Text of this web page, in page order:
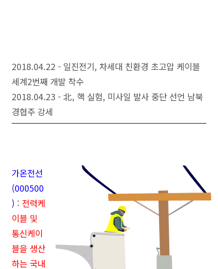
2018.04.22 - 일진전기, 차세대 친환경 초고압 케이블
세계2번째 개발 착수
2018.04.23 - 北, 핵 실험, 미사일 발사 중단 선언 남북
경협주 강세
가온전선
(000500
) : 전력케
이블 및
통신케이
블을 생산
하는 국내